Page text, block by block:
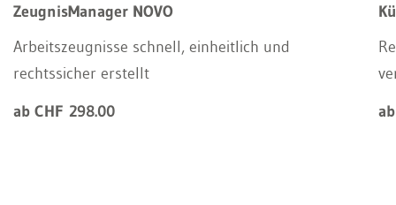
ZeugnisManager NOVO
Arbeitszeugnisse schnell, einheitlich und
rechtssicher erstellt
ab CHF 298.00